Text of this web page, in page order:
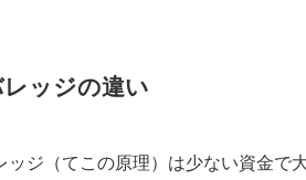
レッジの違い
ッジ（てこの原理）は少ない資金で